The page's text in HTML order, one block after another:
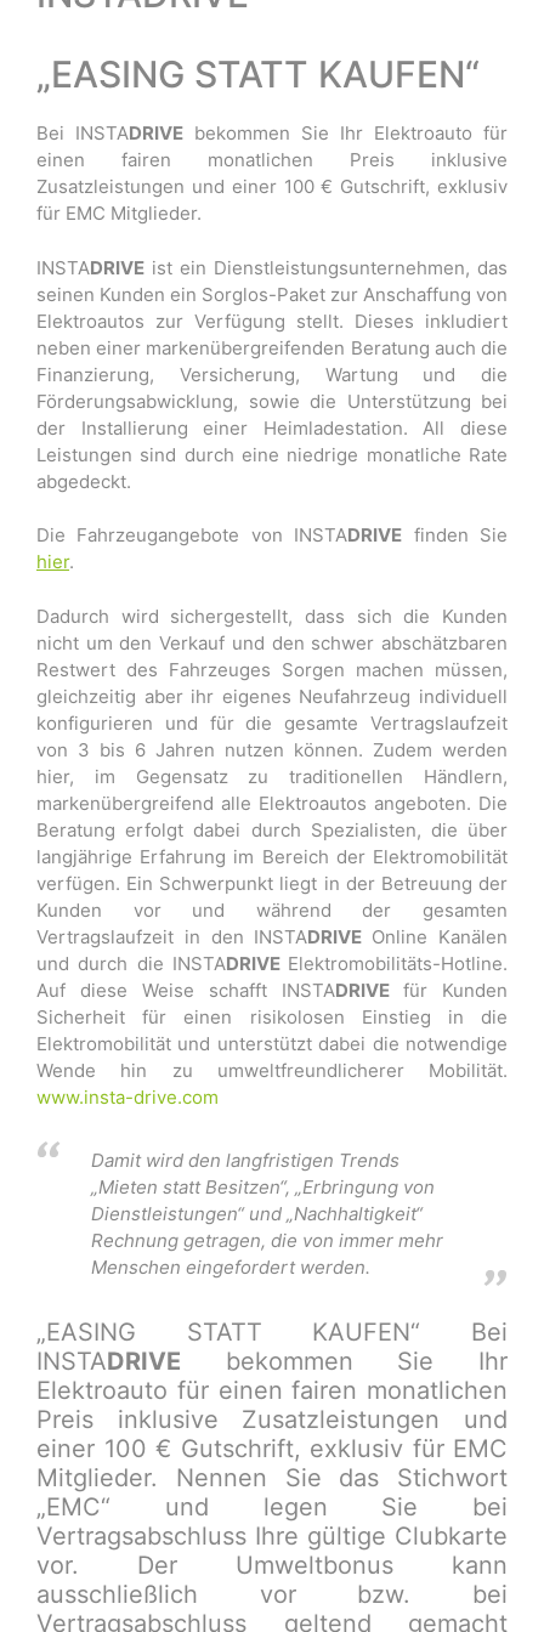
„EASING STATT KAUFEN“
Bei INSTADRIVE bekommen Sie Ihr Elektroauto für
einen fairen monatlichen Preis inklusive
Zusatzleistungen und einer 100 € Gutschrift, exklusiv
für EMC Mitglieder.
INSTADRIVE ist ein Dienstleistungsunternehmen, das
seinen Kunden ein Sorglos-Paket zur Anschaffung von
Elektroautos zur Verfügung stellt. Dieses inkludiert
neben einer markenübergreifenden Beratung auch die
Finanzierung, Versicherung, Wartung und die
Förderungsabwicklung, sowie die Unterstützung bei
der Installierung einer Heimladestation. All diese
Leistungen sind durch eine niedrige monatliche Rate
abgedeckt.
Die Fahrzeugangebote von INSTADRIVE finden Sie
hier.
Dadurch wird sichergestellt, dass sich die Kunden
nicht um den Verkauf und den schwer abschätzbaren
Restwert des Fahrzeuges Sorgen machen müssen,
gleichzeitig aber ihr eigenes Neufahrzeug individuell
konfigurieren und für die gesamte Vertragslaufzeit
von 3 bis 6 Jahren nutzen können. Zudem werden
hier, im Gegensatz zu traditionellen Händlern,
markenübergreifend alle Elektroautos angeboten. Die
Beratung erfolgt dabei durch Spezialisten, die über
langjährige Erfahrung im Bereich der Elektromobilität
verfügen. Ein Schwerpunkt liegt in der Betreuung der
Kunden vor und während der gesamten
Vertragslaufzeit in den INSTADRIVE Online Kanälen
und durch die INSTADRIVE Elektromobilitäts-Hotline.
Auf diese Weise schafft INSTADRIVE für Kunden
Sicherheit für einen risikolosen Einstieg in die
Elektromobilität und unterstützt dabei die notwendige
Wende hin zu umweltfreundlicherer Mobilität.
www.insta-drive.com
Damit wird den langfristigen Trends
„Mieten statt Besitzen“, „Erbringung von
Dienstleistungen“ und „Nachhaltigkeit“
Rechnung getragen, die von immer mehr
Menschen eingefordert werden.
„EASING STATT KAUFEN“ Bei
INSTADRIVE bekommen Sie Ihr
Elektroauto für einen fairen monatlichen
Preis inklusive Zusatzleistungen und
einer 100 € Gutschrift, exklusiv für EMC
Mitglieder. Nennen Sie das Stichwort
„EMC“ und legen Sie bei
Vertragsabschluss Ihre gültige Clubkarte
vor. Der Umweltbonus kann
ausschließlich vor bzw. bei
Vertragsabschluss geltend gemacht